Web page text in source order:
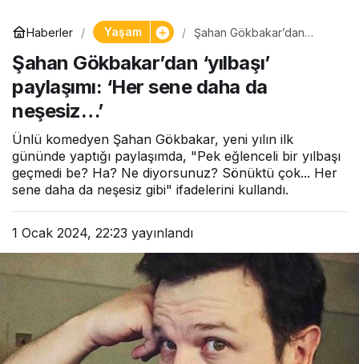
Haberler Yaşam
Şahan Gökbakar’dan
sene daha da neşesiz…’
Şahan Gökbakar’dan ‘yılbaşı’
paylaşımı: ‘Her sene daha da
neşesiz…’
Ünlü komedyen Şahan Gökbakar, yeni yılın ilk
gününde yaptığı paylaşımda, "Pek eğlenceli bir yılbaşı
geçmedi be? Ha? Ne diyorsunuz? Sönüktü çok... Her
sene daha da neşesiz gibi" ifadelerini kullandı.
1 Ocak 2024, 22:23 yayınlandı